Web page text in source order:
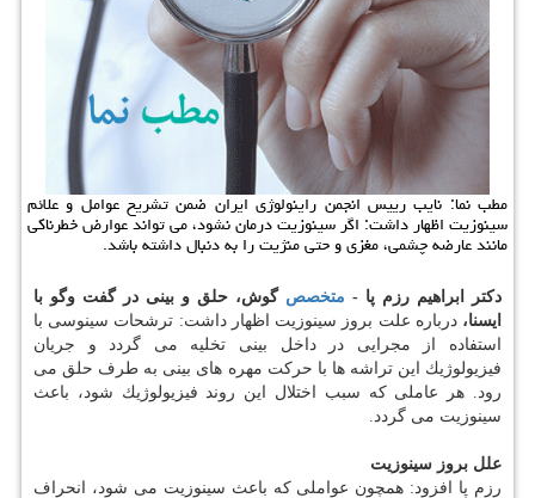
مطب نما: نایب رییس انجمن راینولوژی ایران ضمن تشریح عوامل و علائم
سینوزیت اظهار داشت: اگر سینوزیت درمان نشود، می تواند عوارض خطرناكی
مانند عارضه چشمی، مغزی و حتی منژیت را به دنبال داشته باشد.
دكتر ابراهیم رزم پا - متخصص گوش، حلق و بینی در گفت وگو با
ایسنا،درباره علت بروز سینوزیت اظهار داشت: ترشحات سینوسی با
استفاده از مجرایی در داخل بینی تخلیه می گردد و جریان
فیزیولوژیك این تراشه ها با حركت مهره های بینی به طرف حلق می
رود. هر عاملی كه سبب اختلال این روند فیزیولوژیك شود، باعث
سینوزیت می گردد.
علل بروز سینوزیت
رزم پا افزود: همچون عواملی كه باعث سینوزیت می شود، انحراف